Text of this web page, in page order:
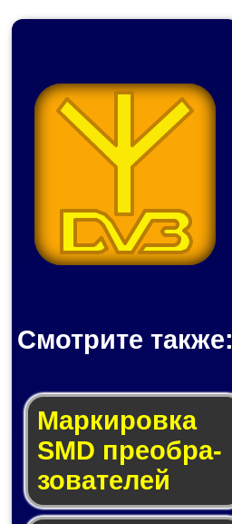
Смотрите также:
Мар­ки­ров­ка
SMD пре­об­ра­
зо­ва­те­лей